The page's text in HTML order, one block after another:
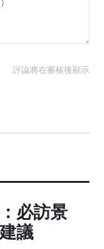
評論將在審核後顯示
必訪景
議